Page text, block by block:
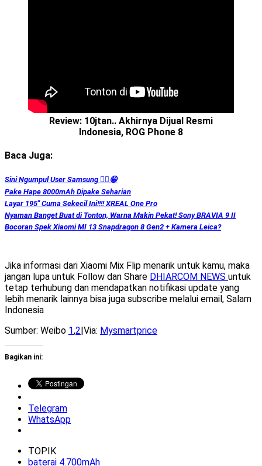
Review: 10jtan.. Akhirnya Dijual Resmi
Indonesia, ROG Phone 8
Baca Juga:
Sini Ngumpul User Samsung ☝🏻😁
Pake Hape 8000mAh Dipake Seharian
Layar 195″ Cuma Sekecil Ini!!!! XREAL One Pro
Nyaman Banget Buat di Tonton, Warna Makin Pekat! Sony BRAVIA 9 II
Bocoran Spek Xiaomi MI 13 Snapdragon 8 Gen2 + Kamera Leica?
Jika informasi dari Xiaomi Mix Flip menarik untuk kamu, maka
jangan lupa untuk Follow dan Share DHIARCOM NEWS untuk
tetap terhubung dan mendapatkan notifikasi update yang
lebih menarik lainnya bisa juga subscribe melalui email, Salam
Indonesia
Sumber: Weibo 1,2|Via: Mysmartprice
Bagikan ini:
Telegram
WhatsApp
TOPIK
baterai 4.700mAh